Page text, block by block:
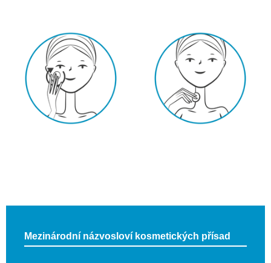
Mezinárodní názvosloví kosmetických přísad